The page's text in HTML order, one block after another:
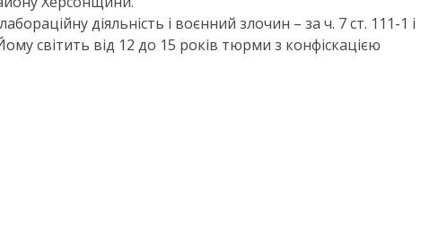
діяльність і воєнний злочин – за ч. 7 ст. 111-1 і
світить від 12 до 15 років тюрми з конфіскацією